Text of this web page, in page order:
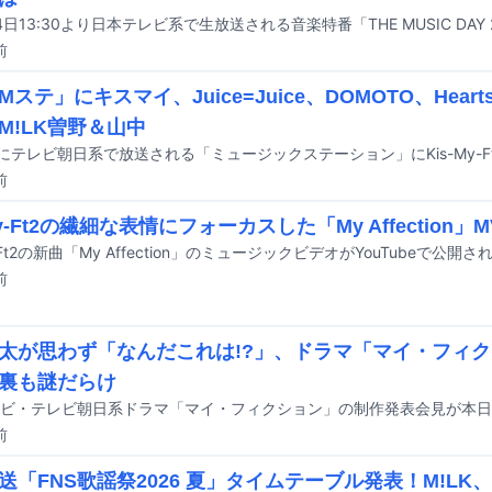
ステ」にキスマイ、Juice=Juice、DOMOTO、
曽野＆山中
Ft2の繊細な表情にフォーカスした「My Affection」
の新曲「My Affection」のミュージックビデオがYouTubeで公開さ
が思わず「なんだこれは!?」、ドラマ「マイ・フィ
も謎だらけ
「FNS歌謡祭2026 夏」タイムテーブル発表！M!LK